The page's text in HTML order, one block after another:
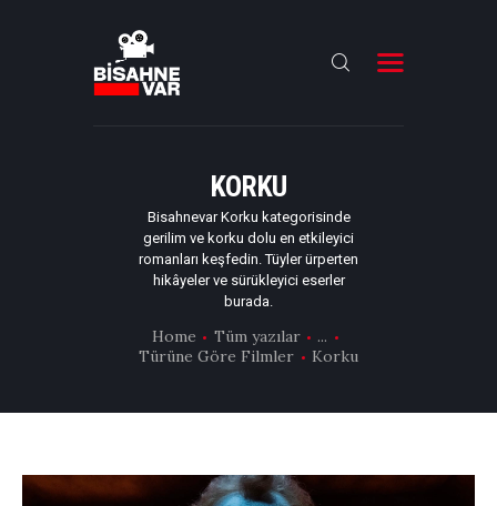
KORKU
Bisahnevar Korku kategorisinde
gerilim ve korku dolu en etkileyici
romanları keşfedin. Tüyler ürperten
hikâyeler ve sürükleyici eserler
burada.
Home Tüm yazılar
...
Türüne Göre Filmler
Korku
DIZILER
OYUNCULAR